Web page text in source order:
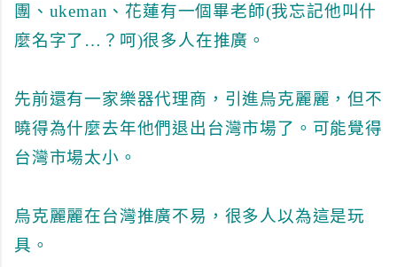
團、ukeman、花蓮有一個畢老師(我忘記他叫什
麼名字了…？呵)很多人在推廣。
先前還有一家樂器代理商，引進烏克麗麗，但不
曉得為什麼去年他們退出台灣市場了。可能覺得
台灣市場太小。
烏克麗麗在台灣推廣不易，很多人以為這是玩
具。